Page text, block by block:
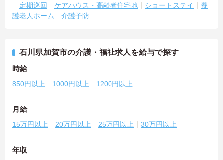
定期巡回
ケアハウス・高齢者住宅地 ショートステイ
養
護老人ホーム
介護予防
石川県加賀市の介護・福祉求人を給与で探す
時給
850円以上 1000円以上 1200円以上
月給
15万円以上 20万円以上 25万円以上 30万円以上
年収